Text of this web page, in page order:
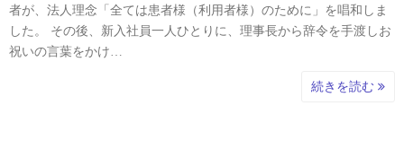
者が、法人理念「全ては患者様（利用者様）のために」を唱和しま
した。 その後、新入社員一人ひとりに、理事長から辞令を手渡しお
祝いの言葉をかけ…
続きを読む